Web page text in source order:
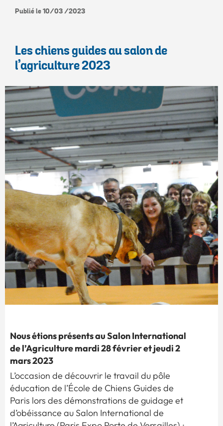
Publié le 10/03 /2023
Les chiens guides au salon de
l’agriculture 2023
Nous étions présents au Salon International
de l’Agriculture mardi 28 février et jeudi 2
mars 2023
L’occasion de découvrir le travail du pôle
éducation de l’École de Chiens Guides de
Paris lors des démonstrations de guidage et
d’obéissance au Salon International de